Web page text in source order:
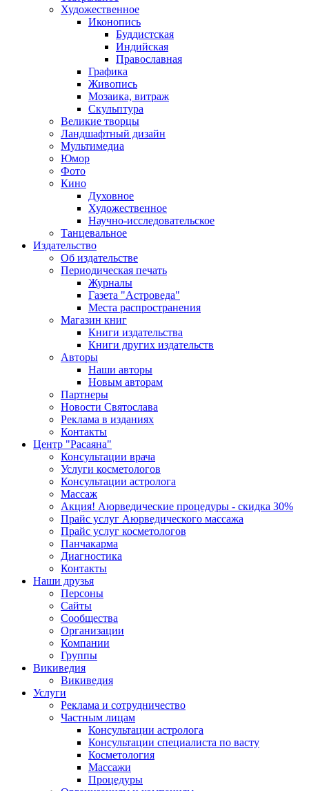
Художественное
Иконопись
Буддистская
Индийская
Православная
Графика
Живопись
Мозаика, витраж
Скульптура
Великие творцы
Ландшафтный дизайн
Мультимедиа
Юмор
Фото
Кино
Духовное
Художественное
Научно-исследовательское
Танцевальное
Издательство
Об издательстве
Периодическая печать
Журналы
Газета "Астроведа"
Места распространения
Магазин книг
Книги издательства
Книги других издательств
Авторы
Наши авторы
Новым авторам
Партнеры
Новости Святослава
Реклама в изданиях
Контакты
Центр "Расаяна"
Консультации врача
Услуги косметологов
Консультации астролога
Массаж
Акция! Аюрведические процедуры - скидка 30%
Прайс услуг Аюрведического массажа
Прайс услуг косметологов
Панчакарма
Диагностика
Контакты
Наши друзья
Персоны
Сайты
Сообщества
Организации
Компании
Группы
Викиведия
Викиведия
Услуги
Реклама и сотрудничество
Частным лицам
Консультации астролога
Консультации специалиста по васту
Косметология
Массажи
Процедуры